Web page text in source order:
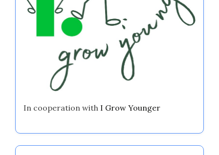
In cooperation with I Grow Younger